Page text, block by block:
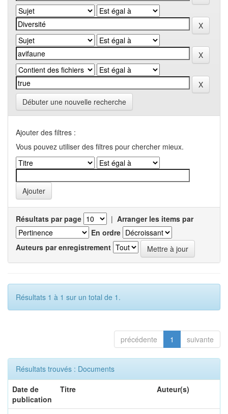
Débuter une nouvelle recherche
Ajouter des filtres :
Vous pouvez utiliser des filtres pour chercher mieux.
Résultats par page | Arranger les items par
En ordre
Auteurs par enregistrement
Résultats 1 à 1 sur un total de 1.
précédente 1 suivante
Résultats trouvés : Documents
Date de
publication
Titre Auteur(s)